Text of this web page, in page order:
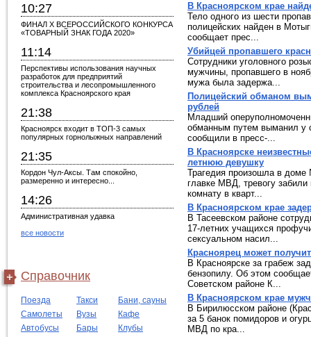
10:27
ФИНАЛ X ВСЕРОССИЙСКОГО КОНКУРСА
«ТОВАРНЫЙ ЗНАК ГОДА 2020»
11:14
Перспективы использования научных
разработок для предприятий
строительства и лесопромышленного
комплекса Красноярского края
21:38
Красноярск входит в ТОП-3 самых
популярных горнолыжных направлений
21:35
Кордон Чул-Аксы. Там спокойно,
размеренно и интересно...
14:26
Административная удавка
все новости
Справочник
Поезда Такси
Бани, сауны
Самолеты
Вузы
Кафе
Автобусы
Бары Клубы
В Красноярском крае
Тело одного из шести
полицейских найден в
сообщает прес...
Убийцей пропавшего
Сотрудники уголовного
мужчины, пропавшего в
мужа была задержа...
Полицейский обманом
рублей
Младший
обманным путем выманил у
сообщили в пресс-...
В Красноярске
летнюю девушку
Трагедия произошла в
главке МВД, тревогу
комнату в кварт...
В Красноярском крае
В Тасеевском районе
17-летних учащихся
сексуальном насил...
Красноярец может
В Красноярске за грабеж
бензопилу. Об этом
Советском районе К...
В Красноярском крае
В Бирилюсском районе
за 5 банок помидоров и
МВД по кра...